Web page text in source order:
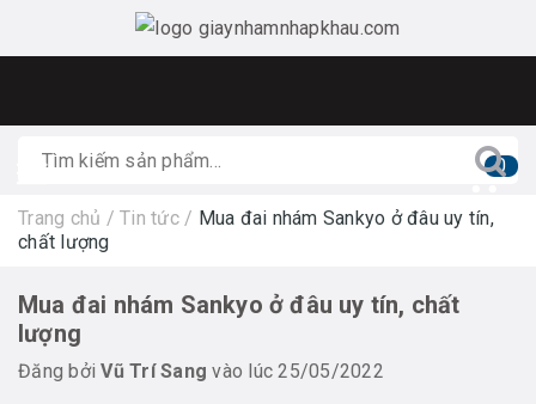
0
Trang chủ / Tin tức / Mua đai nhám Sankyo ở đâu uy tín,
chất lượng
Mua đai nhám Sankyo ở đâu uy tín, chất
lượng
Đăng bởiVũ Trí Sang vào lúc 25/05/2022